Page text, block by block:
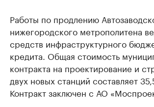
Работы по продлению
нижегородского метрополитена
средств инфраструктурного
кредита. Общая стоимость
контракта на проектирование и
двух новых станций составляет
Контракт заключен с АО